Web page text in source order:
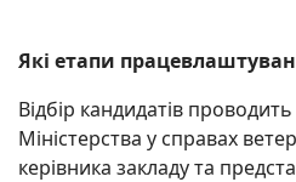
Які етапи
Відбір кандидатів проводить
Міністерства у справах
керівника закладу та